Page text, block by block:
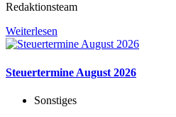
Redaktionsteam
Weiterlesen
Steuertermine August 2026
Sonstiges